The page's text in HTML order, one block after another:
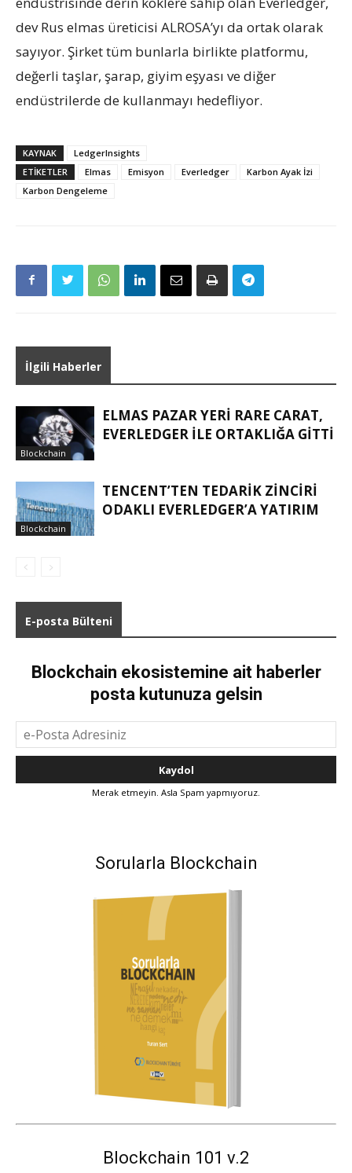
dev Rus elmas üreticisi ALROSA’yı da ortak olarak
sayıyor. Şirket tüm bunlarla birlikte platformu,
değerli taşlar, şarap, giyim eşyası ve diğer
endüstrilerde de kullanmayı hedefliyor.
KAYNAK
LedgerInsights
ETIKETLER
Elmas Emisyon Everledger
Karbon Ayak İzi
Karbon Dengeleme
İlgili Haberler
Blockchain
ELMAS PAZAR YERI RARE CARAT,
EVERLEDGER ILE ORTAKLIĞA GITTI
Blockchain
TENCENT’TEN TEDARIK ZINCIRI
ODAKLI EVERLEDGER’A YATIRIM
E-posta Bülteni
Blockchain ekosistemine ait haberler
posta kutunuza gelsin
Merak etmeyin. Asla Spam yapmıyoruz.
Sorularla Blockchain
Blockchain 101 v.2